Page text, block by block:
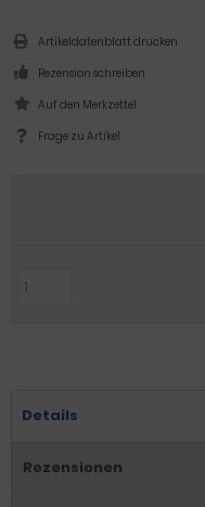
Artikeldatenblatt drucken
Rezension schreiben
Frage zu Artikel
Details
Rezensionen